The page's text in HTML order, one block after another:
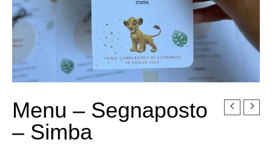
Menu – Segnaposto
– Simba
Menu
Segnaposto